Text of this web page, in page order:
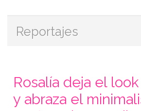
Reportajes
Rosalía deja el
y abraza el